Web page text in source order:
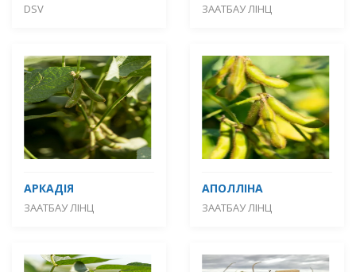
DSV ЗААТБАУ ЛІНЦ
АРКАДІЯ
ЗААТБАУ ЛІНЦ
АПОЛЛІНА
ЗААТБАУ ЛІНЦ